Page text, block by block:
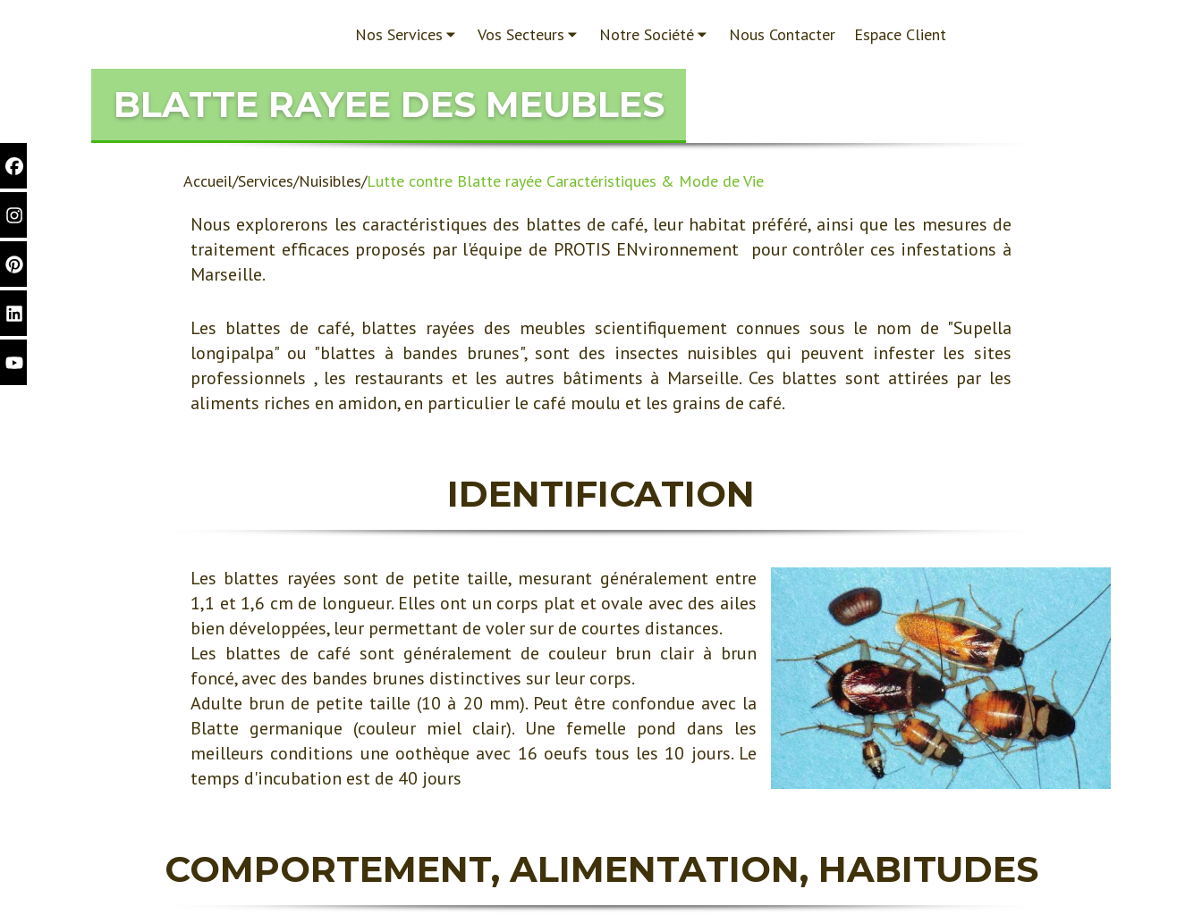
Nos Services Vos Secteurs Notre Société Nous Contacter Espace Client
BLATTE RAYEE DES MEUBLES
Accueil Services Nuisibles Lutte contre Blatte rayée Caractéristiques & Mode de Vie
Nous explorerons les caractéristiques des blattes de café, leur habitat préféré, ainsi que les mesures de
traitement efficaces proposés par l'équipe de PROTIS ENvironnement pour contrôler ces infestations à
Marseille.
Les blattes de café, blattes rayées des meubles scientifiquement connues sous le nom de "Supella
longipalpa" ou "blattes à bandes brunes", sont des insectes nuisibles qui peuvent infester les sites
professionnels , les restaurants et les autres bâtiments à Marseille. Ces blattes sont attirées par les
aliments riches en amidon, en particulier le café moulu et les grains de café.
IDENTIFICATION
Les blattes rayées sont de petite taille, mesurant généralement entre
1,1 et 1,6 cm de longueur. Elles ont un corps plat et ovale avec des ailes
bien développées, leur permettant de voler sur de courtes distances.
Les blattes de café sont généralement de couleur brun clair à brun
foncé, avec des bandes brunes distinctives sur leur corps.
Adulte brun de petite taille (10 à 20 mm). Peut être confondue avec la
Blatte germanique (couleur miel clair). Une femelle pond dans les
meilleurs conditions une oothèque avec 16 oeufs tous les 10 jours. Le
temps d'incubation est de 40 jours
COMPORTEMENT, ALIMENTATION, HABITUDES